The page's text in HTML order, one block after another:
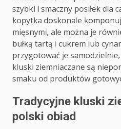
szybki i smaczny posiłek dla
kopytka doskonale
mięsnymi, ale można je
bułką tartą i cukrem lub
przygotować je
kluski ziemniaczane są
smaku od produktów
Tradycyjne kluski
polski obiad